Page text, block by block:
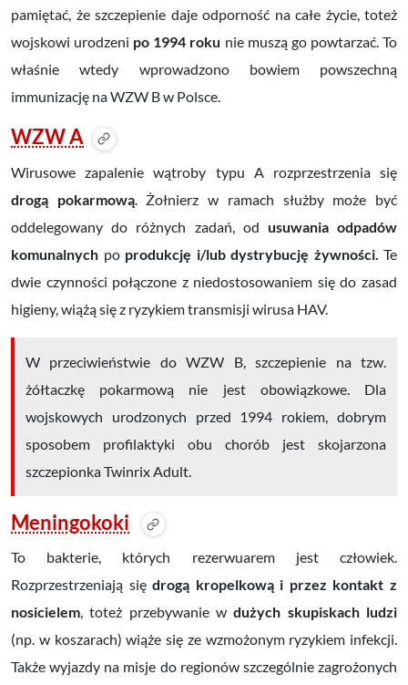
pamiętać, że szczepienie daje odporność na całe życie, toteż
wojskowi urodzeni po 1994 roku nie muszą go powtarzać. To
właśnie wtedy wprowadzono bowiem powszechną
immunizację na WZW B w Polsce.
WZW A
Wirusowe zapalenie wątroby typu A rozprzestrzenia się
drogą pokarmową. Żołnierz w ramach służby może być
oddelegowany do różnych zadań, od usuwania odpadów
komunalnych po produkcję i/lub dystrybucję żywności. Te
dwie czynności połączone z niedostosowaniem się do zasad
higieny, wiążą się z ryzykiem transmisji wirusa HAV.
W przeciwieństwie do WZW B, szczepienie na tzw.
żółtaczkę pokarmową nie jest obowiązkowe. Dla
wojskowych urodzonych przed 1994 rokiem, dobrym
sposobem profilaktyki obu chorób jest skojarzona
szczepionka Twinrix Adult.
Meningokoki
To bakterie, których rezerwuarem jest człowiek.
Rozprzestrzeniają siędrogą kropelkową i przez kontakt z
nosicielem, toteż przebywanie wdużych skupiskach ludzi
(np. w koszarach) wiąże się ze wzmożonym ryzykiem infekcji.
Także wyjazdy na misje do regionów szczególnie zagrożonych